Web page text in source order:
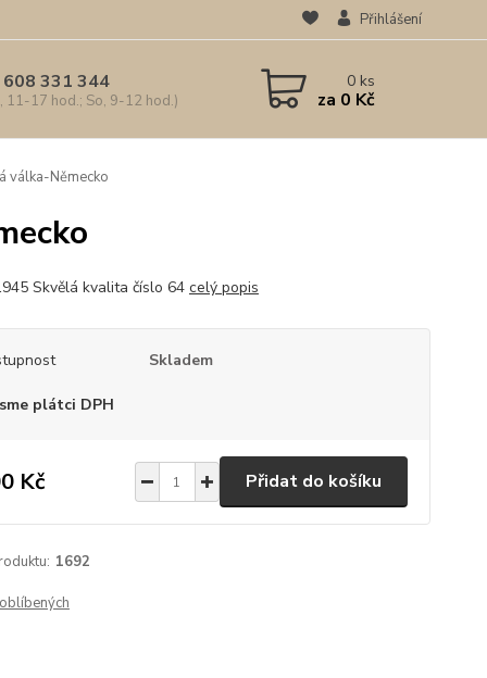
Přihlášení
331 344
11-17 hod.; So, 9-12 hod.)
0ks
za 0 Kč
válka-Německo
Skvělá kvalita číslo 64 celý popis
Skladem
plátci DPH
Kč Přidat do košíku
1692